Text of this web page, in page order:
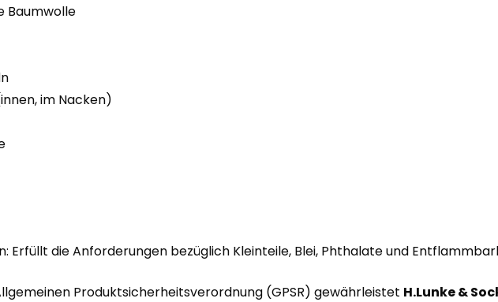
Baumwolle
im Nacken)
die Anforderungen bezüglich Kleinteile, Blei, Phthalate und
Produktsicherheitsverordnung (GPSR) gewährleistet H.Lunke &